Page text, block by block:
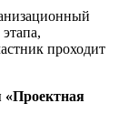
проходит
«Проектная